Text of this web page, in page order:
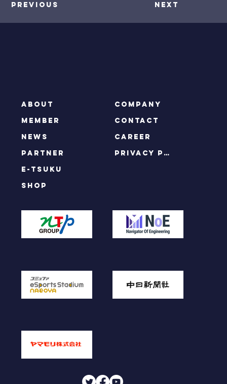
Previous Next
ABOUT
MEMBER
NEWS
PARTNER
e-tsuku
SHOP
COMPANY
CONTACT
CAREER
privacy policy